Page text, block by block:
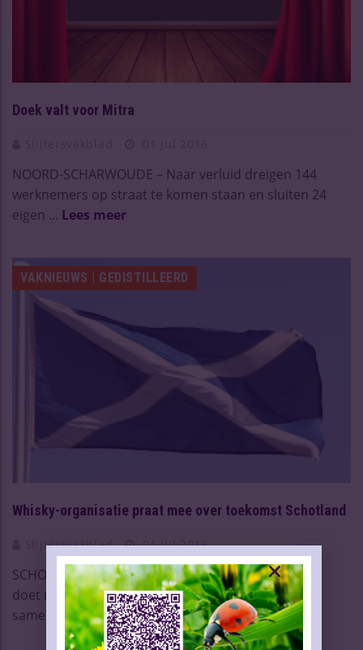
Doek valt voor Mitra
NOORD-SCHARWOUDE – Naar verluid dreigen 144
werknemers op straat te komen staan en sluiten 24
eigen ... Lees meer
VAKNIEUWS | GEDISTILLEERD
Whisky-organisatie praat mee over toekomst Schotland
Slijtersvakblad 01 Jul 2016
SCHOTLAND – De Scotch Whisky Association (SWA)
doet mee aan gesprekken over de toekomstige
samenwerk ...Lees meer